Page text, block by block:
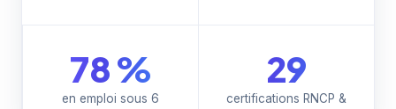
78 %
en emploi sous 6
29
certifications RNCP &